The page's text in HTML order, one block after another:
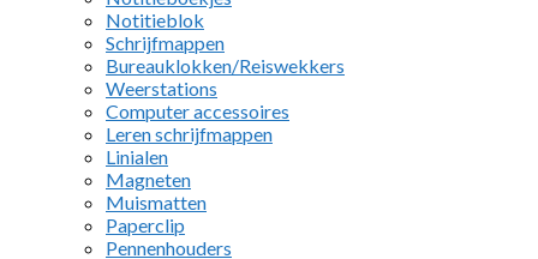
Notitieblok
Schrijfmappen
Bureauklokken/Reiswekkers
Weerstations
Computer accessoires
Leren schrijfmappen
Linialen
Magneten
Muismatten
Paperclip
Pennenhouders